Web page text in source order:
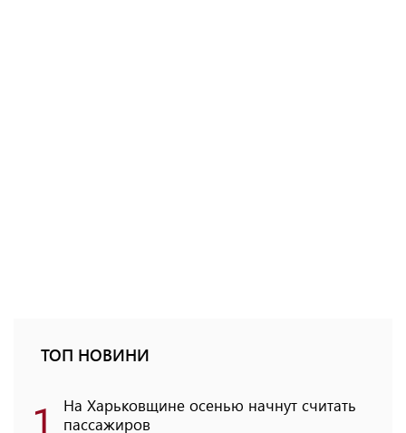
ТОП НОВИНИ
На Харьковщине осенью начнут считать
пассажиров